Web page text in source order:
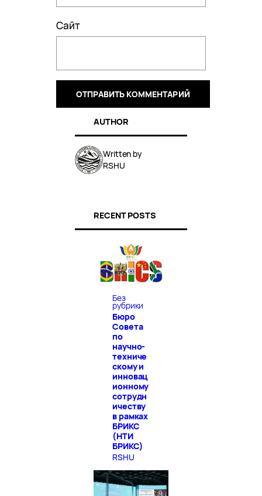
Сайт
AUTHOR
Written by
RSHU
RECENT POSTS
Без
рубрики
Бюро
Совета
по
научно-
техниче
скому и
инновац
ионному
сотрудн
ичеству
в рамках
БРИКС
(НТИ
БРИКС)
RSHU